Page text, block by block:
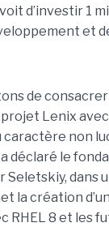
d’investir 1
et
de
Lenix
non
déclaré le
Seletskiy, dans
la création
RHEL 8 et les